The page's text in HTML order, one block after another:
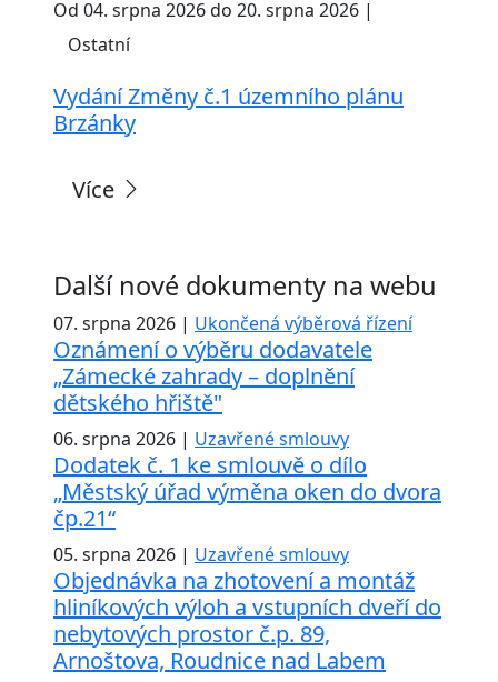
Od 04. srpna 2026 do 20. srpna 2026 |
Ostatní
Vydání Změny č.1 územního plánu
Brzánky
Více
Další nové dokumenty na webu
07. srpna 2026 | Ukončená výběrová řízení
Oznámení o výběru dodavatele
„Zámecké zahrady – doplnění
dětského hřiště"
06. srpna 2026 | Uzavřené smlouvy
Dodatek č. 1 ke smlouvě o dílo
„Městský úřad výměna oken do dvora
čp.21“
05. srpna 2026 | Uzavřené smlouvy
Objednávka na zhotovení a montáž
hliníkových výloh a vstupních dveří do
nebytových prostor č.p. 89,
Arnoštova, Roudnice nad Labem